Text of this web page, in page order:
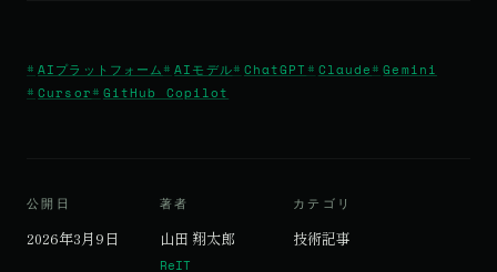
AIプラットフォーム AIモデル ChatGPT Claude
Gemini
Cursor
GitHub Copilot
公開日
2026年3月9日
著者
山田 翔太郎
ReIT
カテゴリ
技術記事